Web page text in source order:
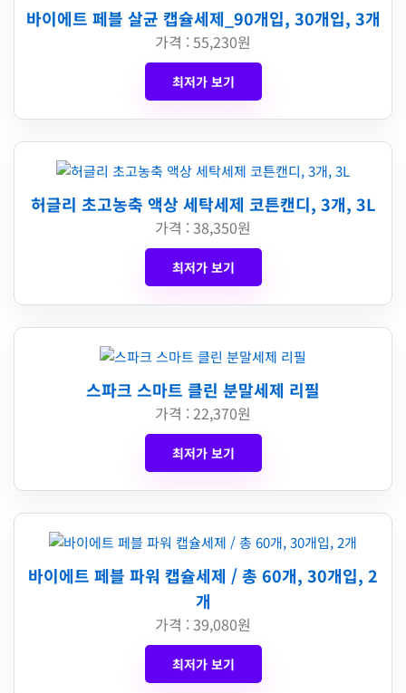
바이에트 페블 살균 캡슐세제_90개입, 30개입, 3개
가격 : 55,230원
최저가 보기
허글리 초고농축 액상 세탁세제 코튼캔디, 3개, 3L
가격 : 38,350원
최저가 보기
스파크 스마트 클린 분말세제 리필
가격 : 22,370원
최저가 보기
바이에트 페블 파워 캡슐세제 / 총 60개, 30개입, 2
개
가격 : 39,080원
최저가 보기